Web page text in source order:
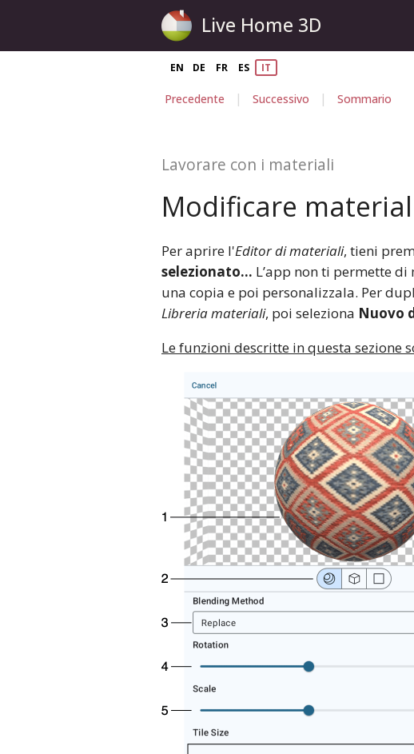
Live Home 3D
EN DE FR ES IT
Precedente | Successivo | Sommario
Lavorare con i materiali
Modificare
Per aprire l'Editor di materiali, tieni
selezionato… L’app non ti permette
una copia e poi personalizzala. Per
Libreria materiali, poi seleziona Nuovo
Le funzioni descritte in questa sezione